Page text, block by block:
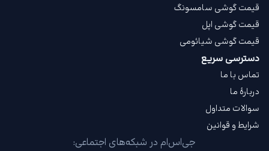
قیمت گوشی سامسونگ
قیمت گوشی اپل
قیمت گوشی شیائومی
دسترسی سریع
تماس با ما
دربارهٔ ما
سوالات متداول
شرایط و قوانین
جی‌اس‌ام در شبکه‌های اجتماعی: